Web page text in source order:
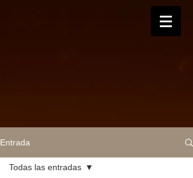
Entrada
Todas las entradas